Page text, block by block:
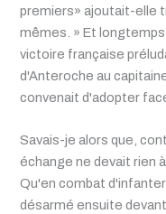
premiers» ajoutait-elle
mêmes. » Et
victoire française
d'Anteroche au
convenait d'adopter
Savais-je alors que,
échange ne devait rien
Qu'en combat
désarmé ensuite